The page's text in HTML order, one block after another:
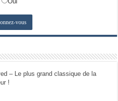
– Le plus grand classique de la
!